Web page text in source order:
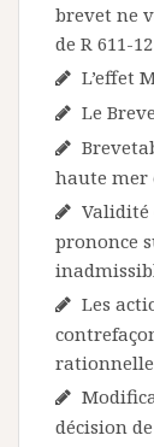
brevet ne
de R 611-12
L’effet
Le
haute
Validité
prononce
Les
décision